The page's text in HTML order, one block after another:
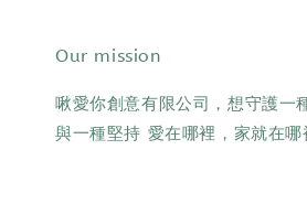
Our mission
啾愛你創意有限公司，想守護一
與一種堅持 愛在哪裡，家就在哪